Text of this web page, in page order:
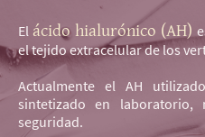
El ácido hialurónico (AH)
el tejido extracelular de los
Actualmente el AH
sintetizado en
seguridad.